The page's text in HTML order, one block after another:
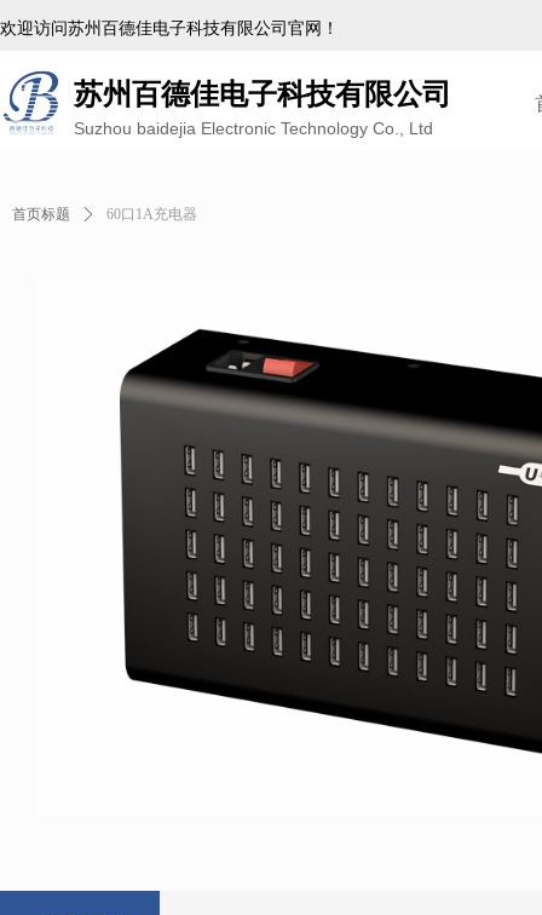
苏州百德佳电子科技有限公司
Suzhou baidejia Electronic Technology Co., Ltd
欢迎访问苏州百德佳电子科技有限公司官网！
首页标题 ꄲ 60口1A充电器